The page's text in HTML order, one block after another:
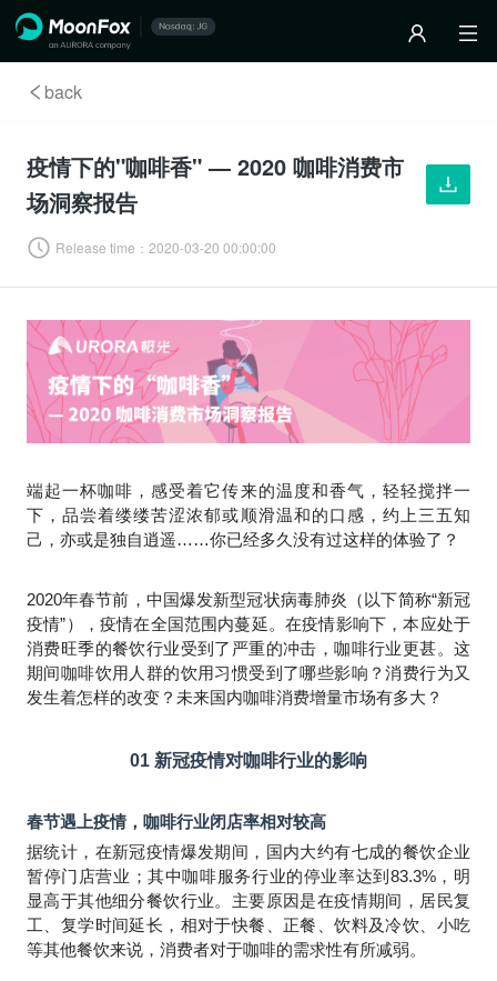
back
疫情下的"咖啡香" — 2020 咖啡消费市
场洞察报告
Release time： 2020-03-20 00:00:00
端起一杯咖啡，感受着它传来的温度和香气，轻轻搅拌一
下，品尝着缕缕苦涩浓郁或顺滑温和的口感，约上三五知
己，亦或是独自逍遥……你已经多久没有过这样的体验了？
2020年春节前，中国爆发新型冠状病毒肺炎（以下简称“新冠
疫情”），疫情在全国范围内蔓延。在疫情影响下，本应处于
消费旺季的餐饮行业受到了严重的冲击，咖啡行业更甚。这
期间咖啡饮用人群的饮用习惯受到了哪些影响？消费行为又
发生着怎样的改变？未来国内咖啡消费增量市场有多大？
01 新冠疫情对咖啡行业的影响
春节遇上疫情，咖啡行业闭店率相对较高
据统计，在新冠疫情爆发期间，国内大约有七成的餐饮企业
暂停门店营业；其中咖啡服务行业的停业率达到83.3%，明
显高于其他细分餐饮行业。主要原因是在疫情期间，居民复
工、复学时间延长，相对于快餐、正餐、饮料及冷饮、小吃
等其他餐饮来说，消费者对于咖啡的需求性有所减弱。